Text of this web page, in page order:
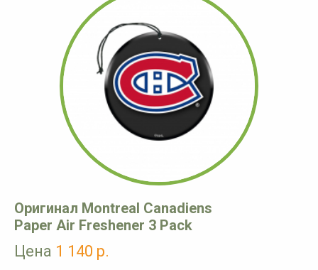
Оригинал Montreal Canadiens
Paper Air Freshener 3 Pack
Цена 1 140 р.